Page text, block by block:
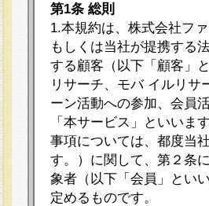
第1条 総則
1.本規約は、株式会社フ
もしくは当社が提携する
する顧客（以下「顧客」
リサーチ、モバ イルリ
ーン活動への参加、会員
「本サービス」といいま
事項については、都度当
す。）に関して、第２条
象者（以下「会員」とい
定めるものです。